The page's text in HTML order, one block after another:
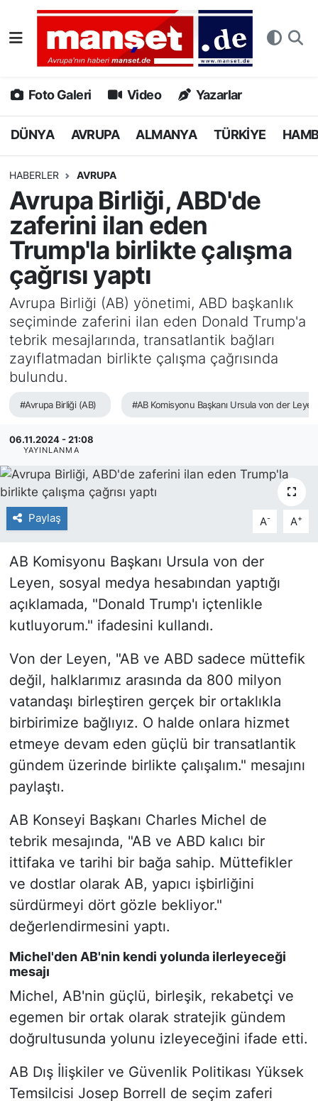
Foto Galeri Video Yazarlar
DÜNYA AVRUPA ALMANYA TÜRKİYE
HABERLER AVRUPA
Avrupa Birliği, ABD'de
zaferini ilan eden
Trump'la birlikte çalışma
çağrısı yaptı
Avrupa Birliği (AB) yönetimi, ABD başkanlık
seçiminde zaferini ilan eden Donald Trump'a
tebrik mesajlarında, transatlantik bağları
zayıflatmadan birlikte çalışma çağrısında
bulundu.
#Avrupa Birliği (AB) #AB Komisyonu Başkanı Ursula von der Leyen
06.11.2024 - 21:08
YAYINLANMA
Paylaş A- A+
AB Komisyonu Başkanı Ursula von der
Leyen, sosyal medya hesabından yaptığı
açıklamada, "Donald Trump'ı içtenlikle
kutluyorum." ifadesini kullandı.
Von der Leyen, "AB ve ABD sadece müttefik
değil, halklarımız arasında da 800 milyon
vatandaşı birleştiren gerçek bir ortaklıkla
birbirimize bağlıyız. O halde onlara hizmet
etmeye devam eden güçlü bir transatlantik
gündem üzerinde birlikte çalışalım." mesajını
paylaştı.
AB Konseyi Başkanı Charles Michel de
tebrik mesajında, "AB ve ABD kalıcı bir
ittifaka ve tarihi bir bağa sahip. Müttefikler
ve dostlar olarak AB, yapıcı işbirliğini
sürdürmeyi dört gözle bekliyor."
değerlendirmesini yaptı.
Michel'den AB'nin kendi yolunda ilerleyeceği
mesajı
Michel, AB'nin güçlü, birleşik, rekabetçi ve
egemen bir ortak olarak stratejik gündem
doğrultusunda yolunu izleyeceğini ifade etti.
AB Dış İlişkiler ve Güvenlik Politikası Yüksek
Temsilcisi Josep Borrell de seçim zaferi
DÜNYA
AVRUPA
ALMANYA
HAMBURG
SPOR
DEUTSCH
EKONOMİ
SİYASET
SAĞLIK
Nöbetçi Eczaneler
Hava Durumu
Namaz Vakitleri
Puan Durumu ve Fikstür
Tüm Manşetler
Son Dakika Haberleri
Haber Arşivi